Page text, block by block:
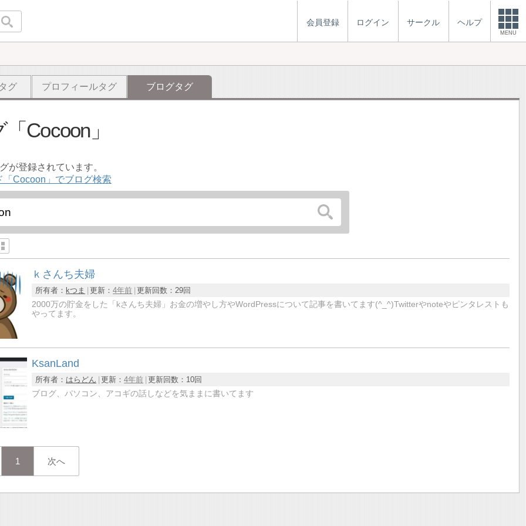
会員登録 ログイン サークル ヘルプ
MENU
グ プロフィールタグ ブログタグ
Cocoon
が登録されています。
「Cocoon」でブログ検索
ｋさんち夫婦
所有者： kつま 更新：4年前 更新回数：29回
2000万の貯金をした「kさんち夫婦」お金の増やし方やWordPressについて記事を書いてます(^_^)Twitterやnoteやピンタレストも
やってます。
KsanLand
所有者： はらどん 更新：4年前 更新回数： 10回
ブログ、パソコン、アコギの話しなどを気ままに書いてます
1 次へ